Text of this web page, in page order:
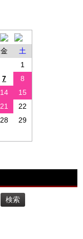
金
土
1
7
8
14
15
21
22
28
29